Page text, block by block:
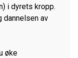
i dyrets kropp.
dannelsen av
øke